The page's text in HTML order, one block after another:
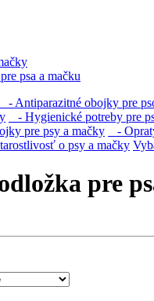
psa a mačku
- Antiparazitné obojky pre
- Hygienické potreby pre
pre psy a mačky -
o psy a mačky
pre